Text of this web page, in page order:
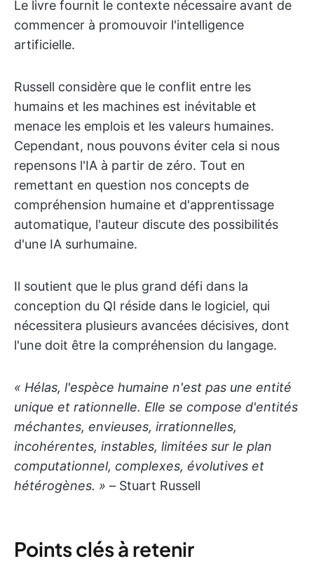
Le livre fournit le contexte nécessaire avant de
commencer à promouvoir l'intelligence
artificielle.
Russell considère que le conflit entre les
humains et les machines est inévitable et
menace les emplois et les valeurs humaines.
Cependant, nous pouvons éviter cela si nous
repensons l'IA à partir de zéro. Tout en
remettant en question nos concepts de
compréhension humaine et d'apprentissage
automatique, l'auteur discute des possibilités
d'une IA surhumaine.
Il soutient que le plus grand défi dans la
conception du QI réside dans le logiciel, qui
nécessitera plusieurs avancées décisives, dont
l'une doit être la compréhension du langage.
« Hélas, l'espèce humaine n'est pas une entité
unique et rationnelle. Elle se compose d'entités
méchantes, envieuses, irrationnelles,
incohérentes, instables, limitées sur le plan
computationnel, complexes, évolutives et
hétérogènes. » – Stuart Russell
Points clés à retenir